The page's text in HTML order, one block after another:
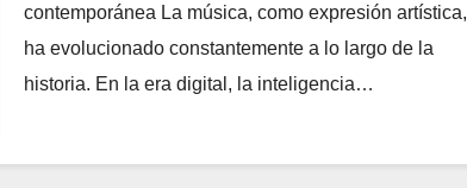
contemporánea La música, como expresión artística,
ha evolucionado constantemente a lo largo de la
historia. En la era digital, la inteligencia…